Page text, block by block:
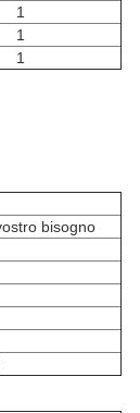
1
1
1
bisogno